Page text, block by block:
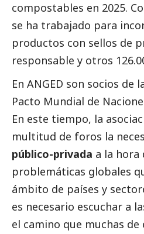
compostables en 2025.
se ha trabajado para
productos con sellos de
responsable y otros
En ANGED son socios de
Pacto Mundial de
En este tiempo, la
multitud de foros la
público-privada a la
problemáticas globales
ámbito de países y
es necesario escuchar a
el camino que muchas de